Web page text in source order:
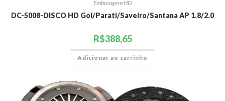
Embreagem HD
DC-5008-DISCO HD Gol/Parati/Saveiro/Santana AP 1.8/2.0
R$388,65
Adicionar ao carrinho